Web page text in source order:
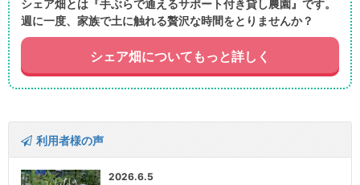
シェア畑とは『手ぶらで通えるサポート付き貸し農園』です。
週に一度、家族で土に触れる贅沢な時間をとりませんか？
シェア畑についてもっと詳しく
利用者様の声
2026.6.5